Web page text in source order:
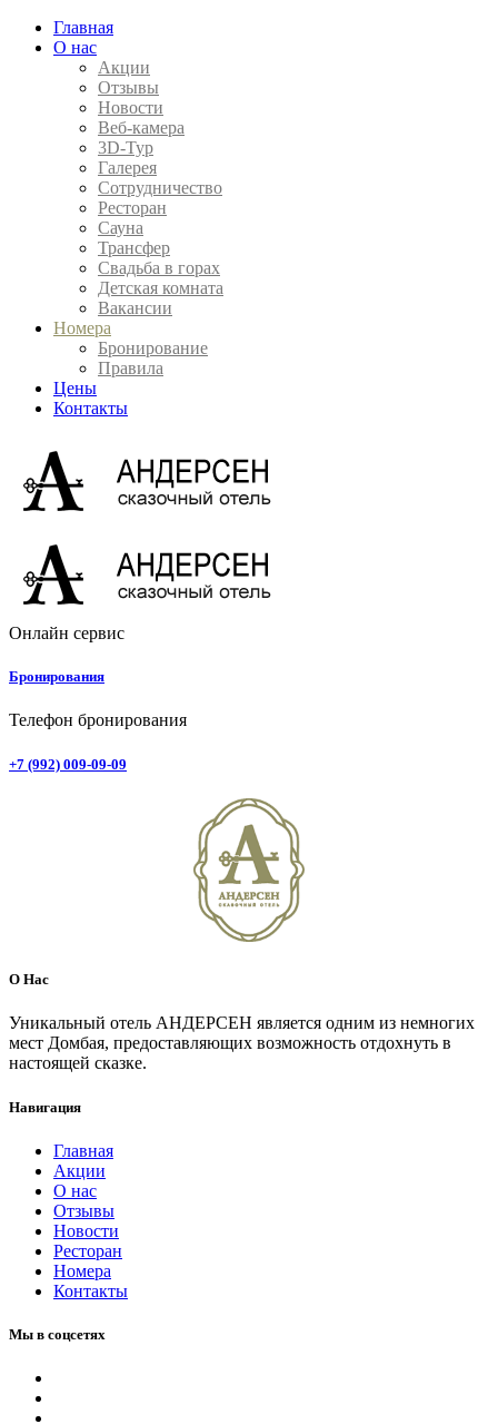
Главная
О нас
Акции
Отзывы
Новости
Веб-камера
3D-Тур
Галерея
Сотрудничество
Ресторан
Сауна
Трансфер
Свадьба в горах
Детская комната
Вакансии
Номера
Бронирование
Правила
Цены
Контакты
Онлайн сервис
Бронирования
Телефон бронирования
+7 (992) 009-09-09
О Нас
Уникальный отель АНДЕРСЕН является одним из немногих
мест Домбая, предоставляющих возможность отдохнуть в
настоящей сказке.
Навигация
Главная
Акции
О нас
Отзывы
Новости
Ресторан
Номера
Контакты
Мы в соцсетях